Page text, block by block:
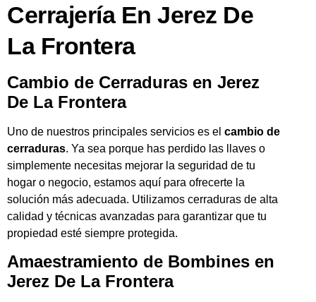
Cerrajería En Jerez De
La Frontera
Cambio de Cerraduras en Jerez
De La Frontera
Uno de nuestros principales servicios es el cambio de
cerraduras. Ya sea porque has perdido las llaves o
simplemente necesitas mejorar la seguridad de tu
hogar o negocio, estamos aquí para ofrecerte la
solución más adecuada. Utilizamos cerraduras de alta
calidad y técnicas avanzadas para garantizar que tu
propiedad esté siempre protegida.
Amaestramiento de Bombines en
Jerez De La Frontera